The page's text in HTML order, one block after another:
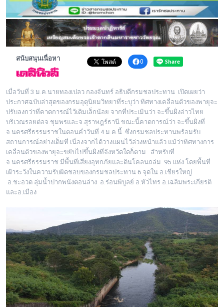
ติดต่อ
สนับสนุนเนื่อหา 0
เมื่อวันที่ 3 ม.ค.นายทองเปลว กองจันทร์ อธิบดีกรมชลประทาน เปิดเผยว่า
ประกาศฉบับล่าสุดของกรมอุตุนิยมวิทยาที่ระบุว่า ทิศทางเคลื่อนตัวของพายุจะ
ปรับลงกว่าที่คาดการณ์ไว้เดิมเล็กน้อย จากที่ประเมินว่า จะขึ้นฝั่งอ่าวไทย
บริเวณรอยต่อจ.ชุมพรและจ.สุราษฎร์ธานี ขณะนี้คาดการณ์ว่า จะขึ้นฝั่งที่
จ.นครศรีธรรมราชในตอนค่ำวันที่ 4 ม.ค.นี้ ซึ่งกรมชลประทานพร้อมรับ
สถานการณ์อย่างเต็มที่ เนื่องจากได้วางแผนไว้ล่วงหน้าแล้ว แม้ว่าทิศทางการ
เคลื่อนตัวของพายุจะขยับไปขึ้นฝั่งที่จังหวัดใดก็ตาม สำหรับที่
จ.นครศรีธรรมราช มีพื้นที่เสี่ยงอุทกภัยและดินโคลนถล่ม 95 แห่ง โดยพื้นที่
เฝ้าระวังในความรับผิดชอบของกรมชลประทาน 6 จุดใน อ.เชียรใหญ่
อ.ชะอวด ลุ่มน้ำปากพนังตอนล่าง อ.ร่อนพิบูลย์ อ.หัวไทร อ.เฉลิมพระเกียรติ
และอ.เมือง